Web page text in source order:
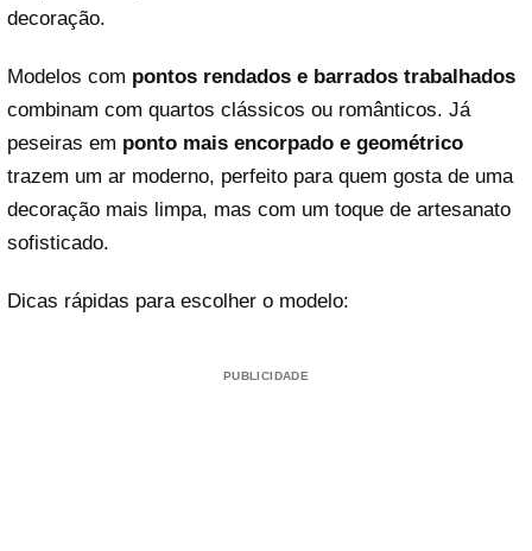
decoração.
Modelos com pontos rendados e barrados trabalhados
combinam com quartos clássicos ou românticos. Já
peseiras em ponto mais encorpado e geométrico
trazem um ar moderno, perfeito para quem gosta de uma
decoração mais limpa, mas com um toque de artesanato
sofisticado.
Dicas rápidas para escolher o modelo:
PUBLICIDADE